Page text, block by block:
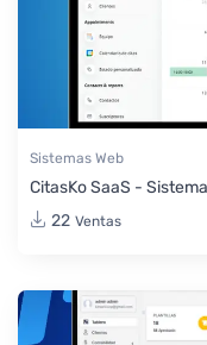
Sistemas Web
CitasKo SaaS -
22 Ventas